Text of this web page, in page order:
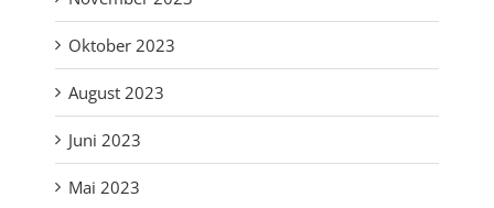
Oktober 2023
August 2023
Juni 2023
Mai 2023